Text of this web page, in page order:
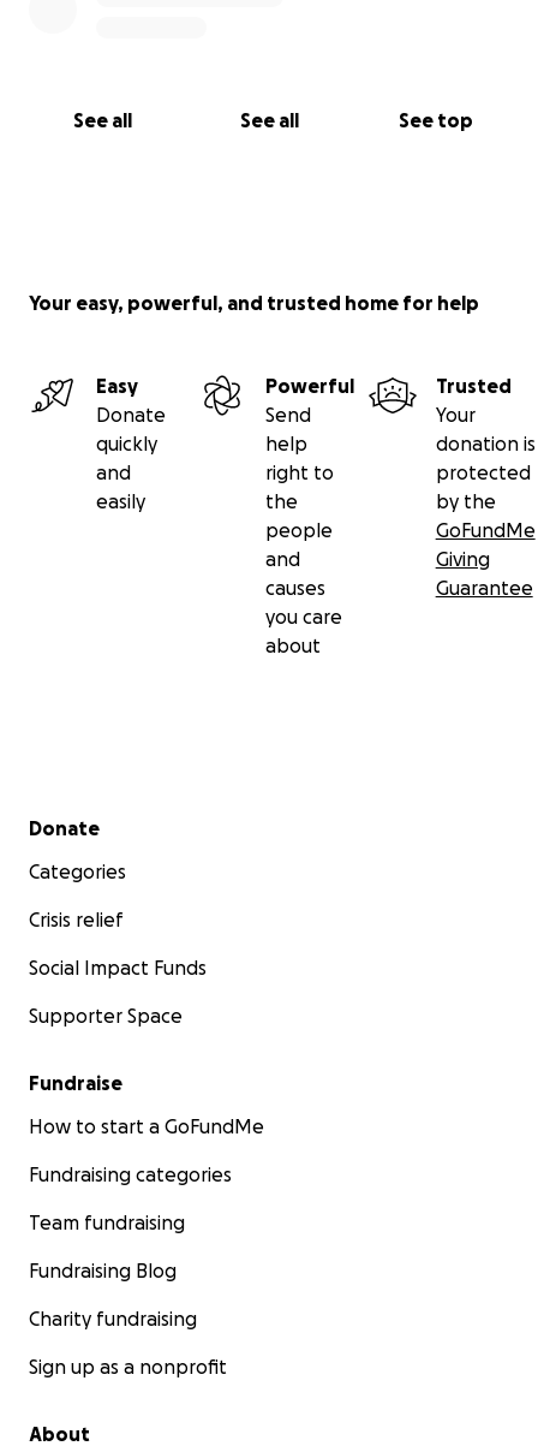
See all See all See top
Your easy, powerful, and trusted home for help
Easy
Donate
quickly
and
easily
Powerful
Send
help
right to
the
people
and
causes
you care
about
Trusted
Your
donation is
protected
by the
GoFundMe
Giving
Guarantee
Secondary menu
Donate
Categories
Crisis relief
Social Impact Funds
Supporter Space
Fundraise
How to start a GoFundMe
Fundraising categories
Team fundraising
Fundraising Blog
Charity fundraising
Sign up as a nonprofit
About